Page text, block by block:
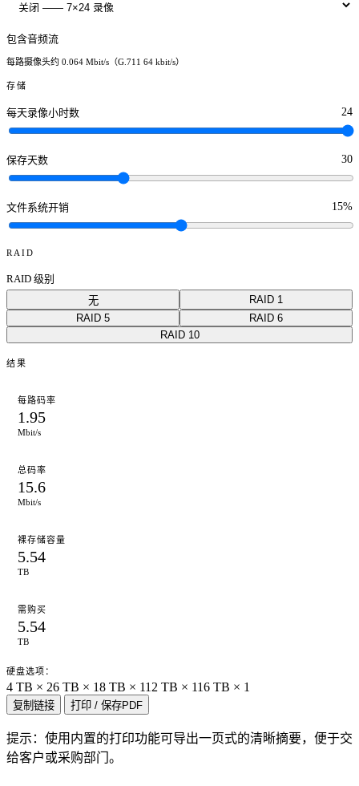
包含音频流
每路摄像头约 0.064 Mbit/s（G.711 64 kbit/s）
存储
每天录像小时数 24
保存天数 30
文件系统开销 15%
RAID
RAID 级别
无
RAID 1
RAID 5
RAID 6
RAID 10
结果
每路码率
1.95
Mbit/s
总码率
15.6
Mbit/s
裸存储容量
5.54
TB
需购买
5.54
TB
硬盘选项：
4 TB × 26 TB × 18 TB × 112 TB × 116 TB × 1
复制链接 打印 / 保存PDF
提示：使用内置的打印功能可导出一页式的清晰摘要，便于交
给客户或采购部门。